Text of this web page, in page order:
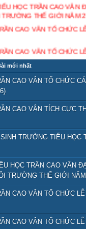
THẾ GIỚI NĂM
CAO VÂN TỔ CHỨC
CAO VÂN TỔ CHỨC
CAO VÂN VUI
LỚP 1
(11/05/2026)
thông sử dụng thống
chức thực hiện SGK
THÔNG QUA CHƠI
mới nhất
CAO VÂN TỔ CHỨC
CAO VÂN TÍCH CỰC
TRƯỜNG TIỂU
HỌC TRẦN CAO VÂN
TRƯỜNG THẾ GIỚI
CAO VÂN TỔ CHỨC
CAO VÂN TỔ CHỨC